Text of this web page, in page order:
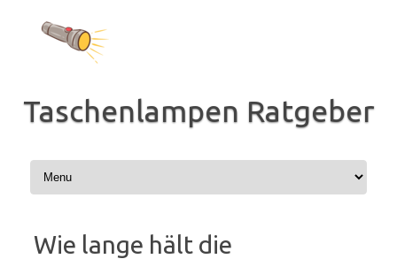
springen
Taschenlampen Ratgeber
Wie lange hält die